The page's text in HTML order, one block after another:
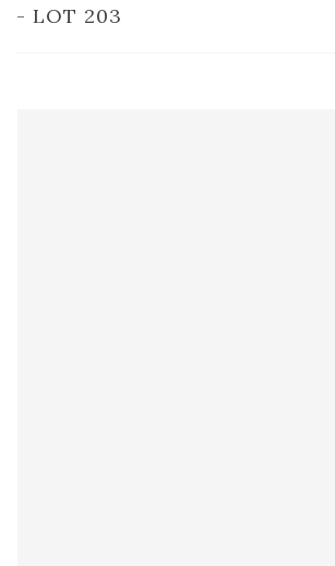
- LOT 203